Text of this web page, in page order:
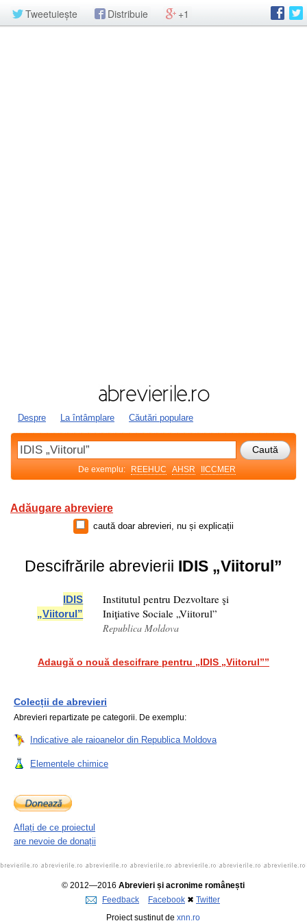
Tweetuiește Distribuie +1
Despre La întâmplare Căutări populare
De exemplu: REEHUC AHSR IICCMER
Adăugare abreviere
caută doar abrevieri, nu și explicații
Descifrările abrevierii IDIS „Viitorul”
IDIS
„Viitorul”
Institutul pentru Dezvoltare şi
Iniţiative Sociale „Viitorul”
Republica Moldova
Adaugă o nouă descifrare pentru „IDIS „Viitorul””
Colecții de abrevieri
Abrevieri repartizate pe categorii. De exemplu:
Indicative ale raioanelor din Republica Moldova
Elementele chimice
Aflați de ce proiectul
are nevoie de donații
© 2012—2016 Abrevieri și acronime românești
Feedback
Facebook ✖ Twitter
Proiect susținut de xnn.ro